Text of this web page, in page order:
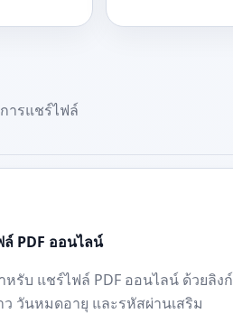
ารแชร์ไฟล์
PDF ออนไลน์
รับ แชร์ไฟล์ PDF ออนไลน์ ด้วยลิงก์
วันหมดอายุ และรหัสผ่านเสริม